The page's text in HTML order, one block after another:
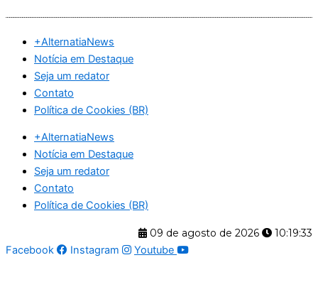
conteúdo
+AlternatiaNews
Notícia em Destaque
Seja um redator
Contato
Política de Cookies (BR)
+AlternatiaNews
Notícia em Destaque
Seja um redator
Contato
Política de Cookies (BR)
09 de agosto de 2026
10:19:34
Facebook
Instagram Youtube